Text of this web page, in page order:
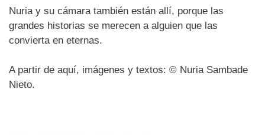
Nuria y su cámara también están allí, porque las
grandes historias se merecen a alguien que las
convierta en eternas.
A partir de aquí, imágenes y textos: © Nuria Sambade
Nieto.